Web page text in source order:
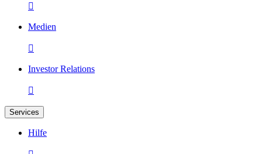

Medien

Investor Relations

Services
Hilfe